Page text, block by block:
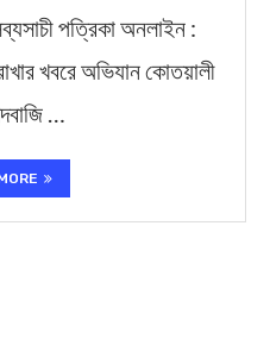
পত্রিকা অনলাইন :
খবরে অভিযান কোতয়ালী
…